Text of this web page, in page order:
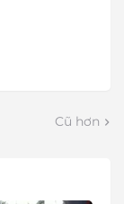
Cũ hơn